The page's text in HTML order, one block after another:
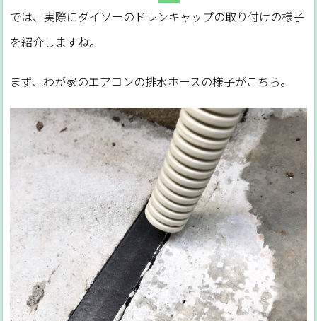
では、実際にダイソーのドレンキャップの取り付けの様子
を紹介しますね。
まず、わが家のエアコンの排水ホースの様子がこちら。